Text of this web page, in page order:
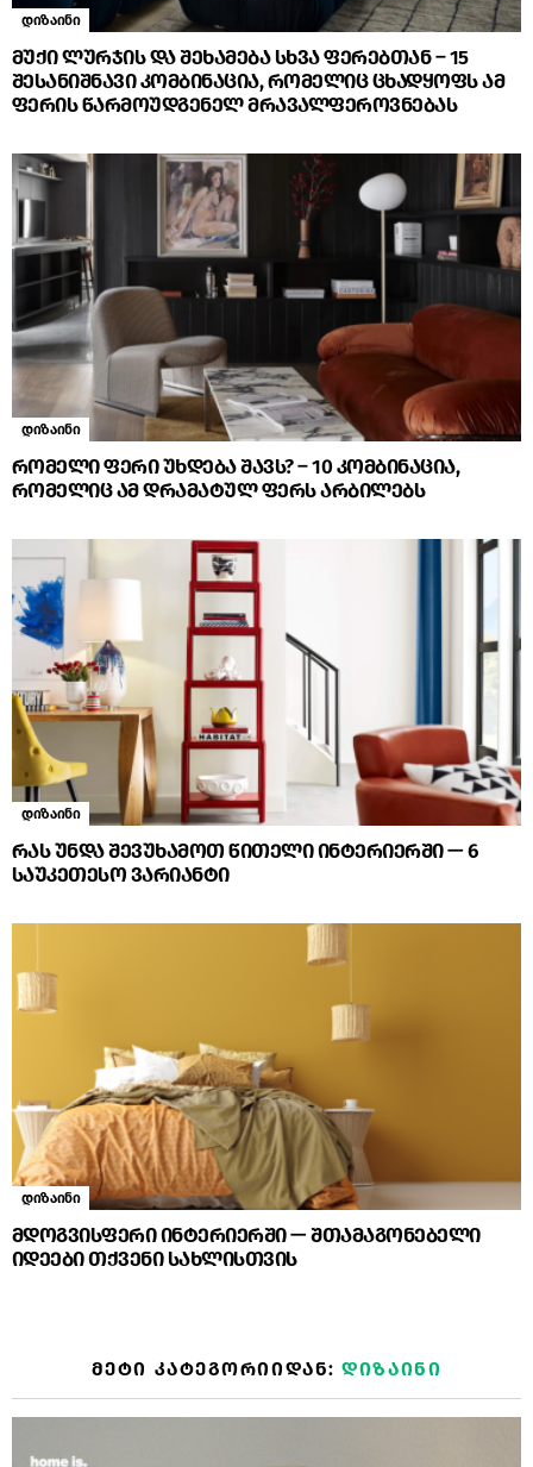
დიზაინი
მუქი ლურჯის და შეხამება სხვა ფერებთან – 15
შესანიშნავი კომბინაცია, რომელიც ცხადყოფს ამ
ფერის წარმოუდგენელ მრავალფეროვნებას
დიზაინი
რომელი ფერი უხდება შავს? – 10 კომბინაცია,
რომელიც ამ დრამატულ ფერს არბილებს
დიზაინი
რას უნდა შევუხამოთ წითელი ინტერიერში — 6
საუკეთესო ვარიანტი
დიზაინი
მდოგვისფერი ინტერიერში — შთამაგონებელი
იდეები თქვენი სახლისთვის
ᲛᲔᲢᲘ ᲙᲐᲢᲔᲒᲝᲠᲘᲘᲓᲐᲜ:ᲓᲘᲖᲐᲘᲜᲘ